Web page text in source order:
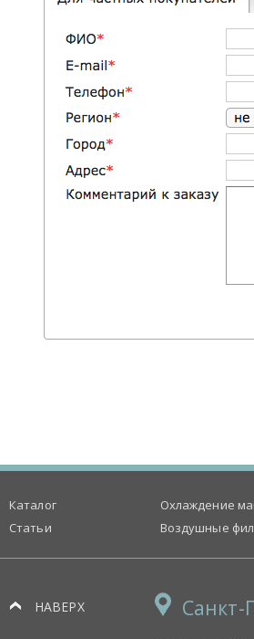
Каталог
Статьи
Охлаждение
Воздушные
НАВЕРХ Санкт-